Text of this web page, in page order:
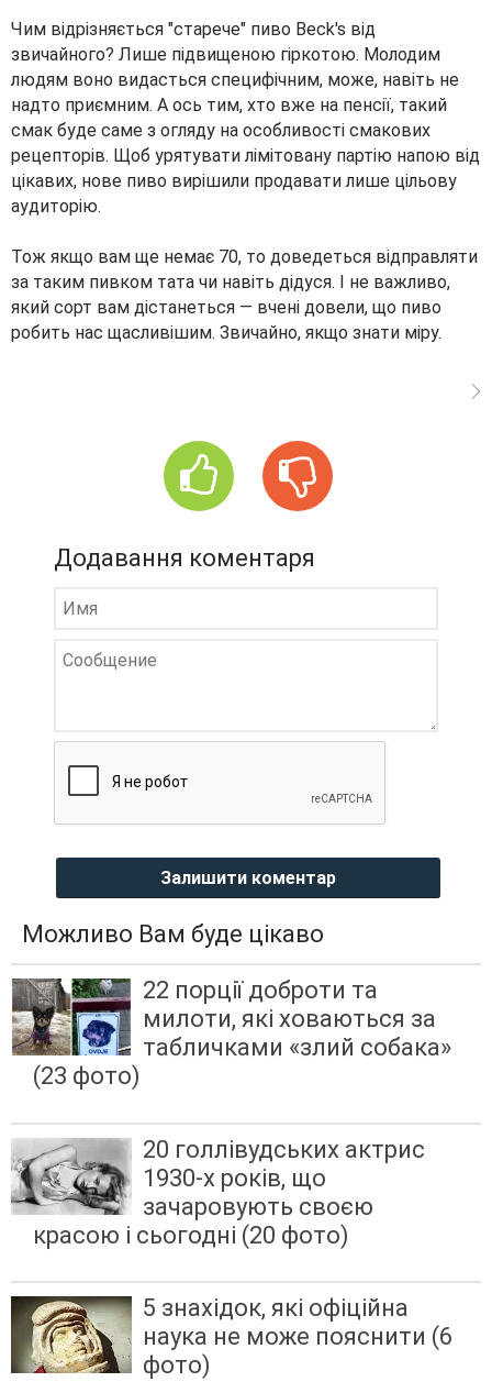
Чим відрізняється "старече" пиво Beck's від
звичайного? Лише підвищеною гіркотою. Молодим
людям воно видасться специфічним, може, навіть не
надто приємним. А ось тим, хто вже на пенсії, такий
смак буде саме з огляду на особливості смакових
рецепторів. Щоб урятувати лімітовану партію напою від
цікавих, нове пиво вирішили продавати лише цільову
аудиторію.
Тож якщо вам ще немає 70, то доведеться відправляти
за таким пивком тата чи навіть дідуся. І не важливо,
який сорт вам дістанеться — вчені довели, що пиво
робить нас щасливішим. Звичайно, якщо знати міру.
Додавання коментаря
Залишити коментар
Можливо Вам буде цікаво
22 порції доброти та
милоти, які ховаються за
табличками «злий собака»
(23 фото)
20 голлівудських актрис
1930-х років, що
зачаровують своєю
красою і сьогодні (20 фото)
5 знахідок, які офіційна
наука не може пояснити (6
фото)